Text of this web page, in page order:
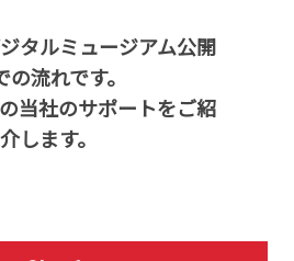
タルミュージアム公開
の流れです。
当社のサポートをご紹
介します。